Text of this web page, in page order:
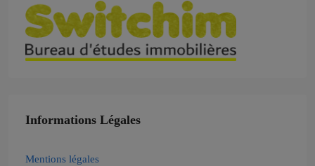
Informations Légales
Mentions légales